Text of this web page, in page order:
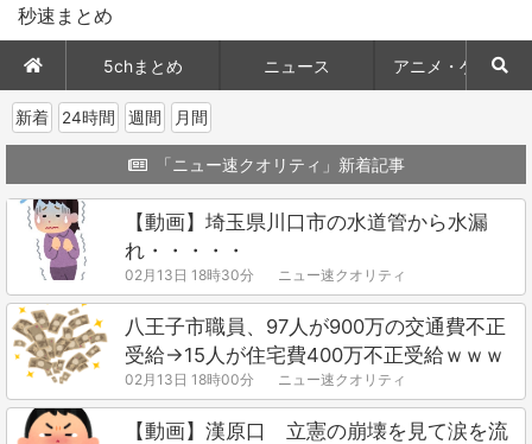
秒速まとめ
5chまとめ ニュース アニメ・ゲーム
新着 24時間 週間 月間
「ニュー速クオリティ」新着記事
【動画】埼玉県川口市の水道管から水漏
れ・・・・・
02月13日 18時30分 ニュー速クオリティ
八王子市職員、97人が900万の交通費不正
受給→15人が住宅費400万不正受給ｗｗｗ
02月13日 18時00分 ニュー速クオリティ
【動画】漢原口 立憲の崩壊を見て涙を流